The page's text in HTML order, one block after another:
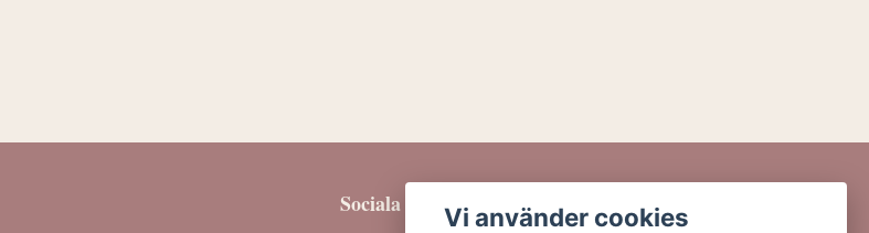
Sociala medierVi använder cookies